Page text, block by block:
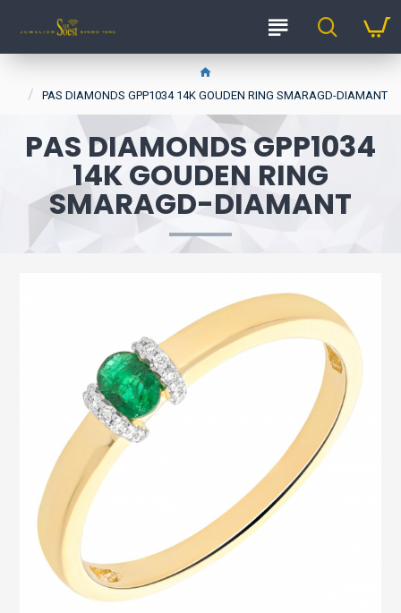
PAS DIAMONDS GPP1034 14K GOUDEN RING SMARAGD-DIAMANT
PAS DIAMONDS GPP1034
14K GOUDEN RING
SMARAGD-DIAMANT